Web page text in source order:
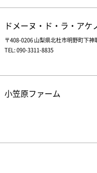
ドメーヌ・ド・ラ・アケ
〒408-0206 山梨県北杜市明野町下神
TEL: 090-3311-8835
小笠原ファーム